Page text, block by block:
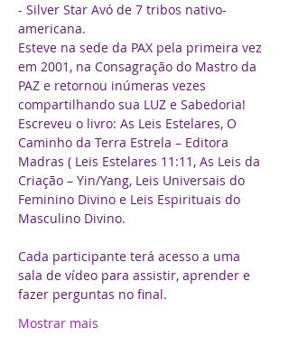
- Silver Star Avó de 7 tribos nativo-
americana.
Esteve na sede da PAX pela primeira vez
em 2001, na Consagração do Mastro da
PAZ e retornou inúmeras vezes
compartilhando sua LUZ e Sabedoria!
Escreveu o livro: As Leis Estelares, O
Caminho da Terra Estrela – Editora
Madras ( Leis Estelares 11:11, As Leis da
Criação – Yin/Yang, Leis Universais do
Feminino Divino e Leis Espirituais do
Masculino Divino.
Cada participante terá acesso a uma
sala de vídeo para assistir, aprender e
fazer perguntas no final.
Mostrar mais